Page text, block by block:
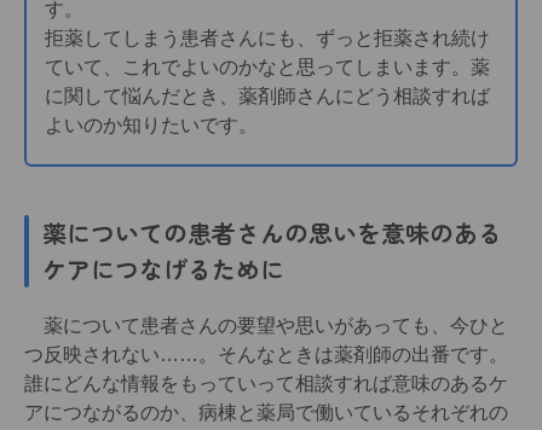
す。
拒薬してしまう患者さんにも、ずっと拒薬され続け
ていて、これでよいのかなと思ってしまいます。薬
に関して悩んだとき、薬剤師さんにどう相談すれば
よいのか知りたいです。
薬についての患者さんの思いを意味のある
ケアにつなげるために
薬について患者さんの要望や思いがあっても、今ひと
つ反映されない……。そんなときは薬剤師の出番です。
誰にどんな情報をもっていって相談すれば意味のあるケ
アにつながるのか、病棟と薬局で働いているそれぞれの